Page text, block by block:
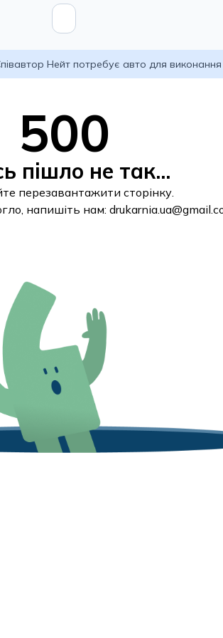
Нейт потребує авто для
500
пішло не так...
перезавантажити сторінку.
напишіть нам: